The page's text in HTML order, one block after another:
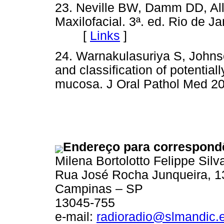
23. Neville BW, Damm DD,
Maxilofacial. 3ª. ed. Rio de
[ Links ]
24. Warnakulasuriya S,
and classification of
mucosa. J Oral Pathol Med
Endereço para
Milena Bortolotto Felippe
Rua José Rocha Junqueira,
Campinas – SP
13045-755
e-mail: